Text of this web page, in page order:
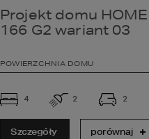
Projekt domu
166 G2 wariant 03
POWIERZCHNIA DOMU
4 2 2
Szczegóły porównaj